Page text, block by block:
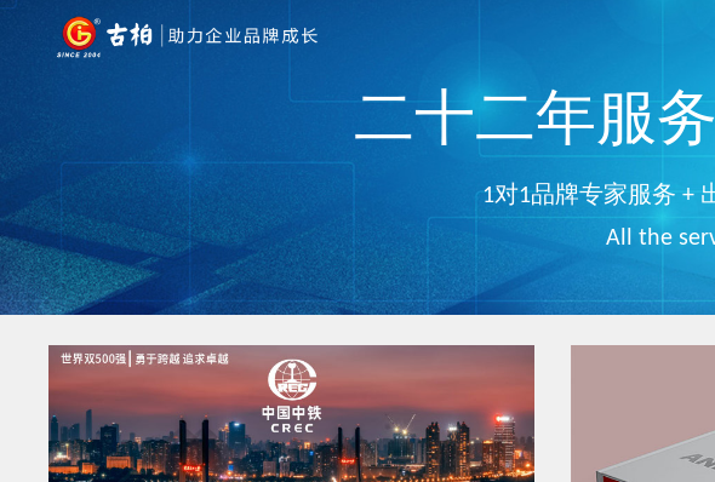
二十二年服
1对1品牌专家服务 +
All the